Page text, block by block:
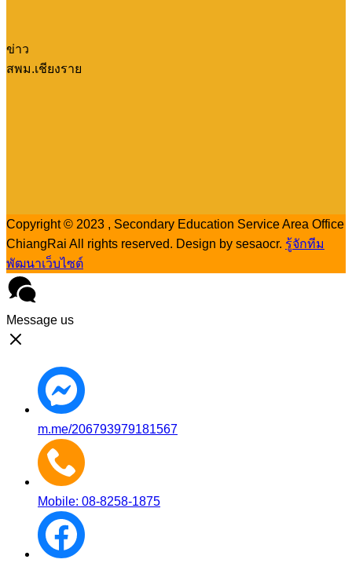
ข่าว
สพม.เชียงราย
Copyright © 2023 , Secondary Education Service Area Office
ChiangRai All rights reserved. Design by sesaocr. รู้จักทีม
พัฒนาเว็บไซต์
Message us
m.me/206793979181567
Mobile: 08-8258-1875